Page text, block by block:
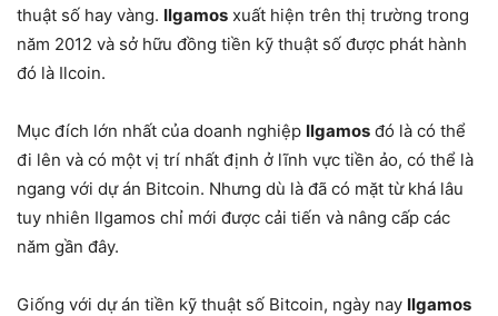
thuật số hay vàng. Ilgamos xuất hiện trên thị trường trong
năm 2012 và sở hữu đồng tiền kỹ thuật số được phát hành
đó là Ilcoin.
Mục đích lớn nhất của doanh nghiệp Ilgamos đó là có thể
đi lên và có một vị trí nhất định ở lĩnh vực tiền ảo, có thể là
ngang với dự án Bitcoin. Nhưng dù là đã có mặt từ khá lâu
tuy nhiên Ilgamos chỉ mới được cải tiến và nâng cấp các
năm gần đây.
Giống với dự án tiền kỹ thuật số Bitcoin, ngày nay Ilgamos